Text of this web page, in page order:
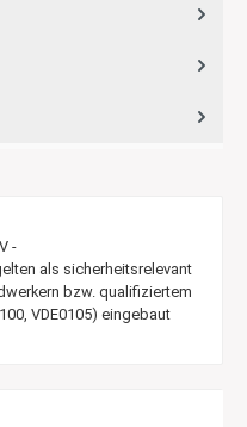
-
als sicherheitsrelevant
bzw. qualifiziertem
VDE0105) eingebaut